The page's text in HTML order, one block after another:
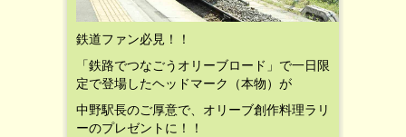
鉄道ファン必見！！
「鉄路でつなごうオリーブロード」で一日限
定で登場したヘッドマーク（本物）が
中野駅長のご厚意で、オリーブ創作料理ラリ
ーのプレゼントに！！